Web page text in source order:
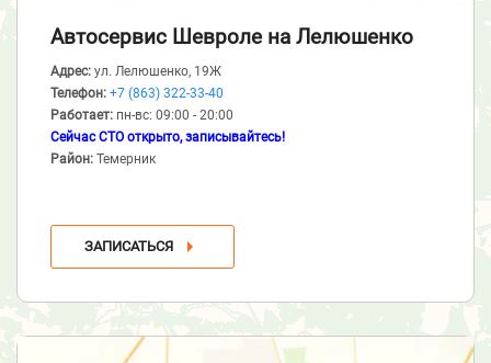
Автосервис Шевроле на Лелюшенко
Адрес: ул. Лелюшенко, 19Ж
Телефон: +7 (863) 322-33-40
Работает: пн-вс: 09:00 - 20:00
Сейчас СТО открыто, записывайтесь!
Район: Темерник
ЗАПИСАТЬСЯ